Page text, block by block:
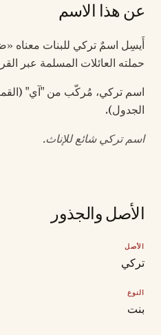
عن هذا الاسم
أَيسِل اسمٌ تركي للبنات معناه
حملته العائلات المسلمة عبر
اسم تركي، مُركّب من "آي"
الجدول).
اسم تركي شائع للإناث.
الأصل والجذور
الأصل
تركي
النوع
بنت